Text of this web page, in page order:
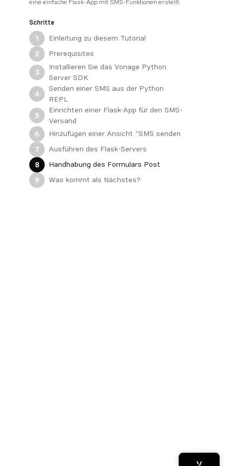
eine einfache Flask-App mit SMS-Funktionen erstellt.
Schritte
1
Einleitung zu diesem Tutorial
2
Prerequisites
3
Installieren Sie das Vonage Python
Server SDK
4
Senden einer SMS aus der Python
REPL
5
Einrichten einer Flask-App für den SMS-
Versand
6
Hinzufügen einer Ansicht "SMS senden
7
Ausführen des Flask-Servers
8
Handhabung des Formulars Post
9
Was kommt als Nächstes?